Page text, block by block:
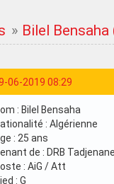
» Bilel
06-2019 08:29
: Bilel Bensaha
: Algérienne
: 25 ans
de : DRB
: AiG / Att
: G